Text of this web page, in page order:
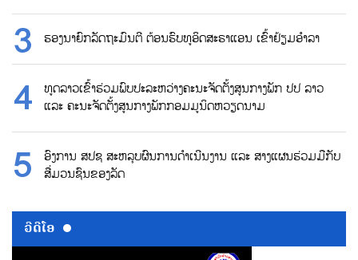
ຮອງນາຍົກລັດຖະມົນຕີ ຕ້ອນຮົບທູອິດສະຣາແອນ ເຂົ້າຢ້ຽມອຳລາ
ທູດລາວເຂົ້າຮ່ວມພົບປະລະຫວ່າງຄະນະຈັດຕັ້ງສູນກາງພັກ ປປ ລາວ
ແລະ ຄະນະຈັດຕັ້ງສູນກາງພັກກອມມູນິດຫວຽດນາມ
ອົງການ ສປຊ ສະຫລຸບຜົນການດຳເນີນງານ ແລະ ສາງແຜນຮ່ວມມືກັບ
ສື່ມວນຊົນຂອງລັດ
ວີດີໂອ